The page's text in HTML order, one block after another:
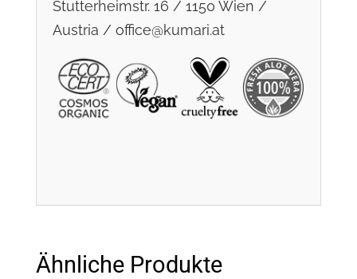
Stutterheimstr. 16 / 1150 Wien /
Austria / office@kumari.at
Ähnliche Produkte